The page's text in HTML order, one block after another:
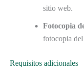
sitio web.
Fotocopia
fotocopia del
Requisitos adicionales